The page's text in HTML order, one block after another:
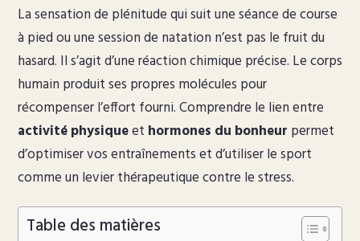
La sensation de plénitude qui suit une séance de course
à pied ou une session de natation n’est pas le fruit du
hasard. Il s’agit d’une réaction chimique précise. Le corps
humain produit ses propres molécules pour
récompenser l’effort fourni. Comprendre le lien entre
activité physiqueet hormones du bonheur permet
d’optimiser vos entraînements et d’utiliser le sport
comme un levier thérapeutique contre le stress.
Table des matières